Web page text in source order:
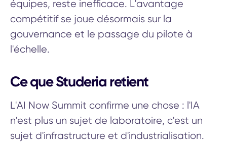
équipes, reste inefficace. L'avantage
compétitif se joue désormais sur la
gouvernance et le passage du pilote à
l'échelle.
Ce que Studeria retient
L'AI Now Summit confirme une chose : l'IA
n'est plus un sujet de laboratoire, c'est un
sujet d'infrastructure et d'industrialisation.